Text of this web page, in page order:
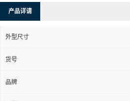
产品详请
外型尺寸
货号
品牌